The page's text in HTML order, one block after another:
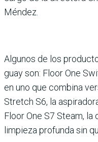
Méndez.
Algunos de los
guay son: Floor One
en uno que combina
Stretch S6, la
Floor One S7 Steam, la
limpieza profunda sin